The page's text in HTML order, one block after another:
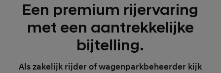
Een premium rijervaring
met een aantrekkelijke
bijtelling.
Als zakelijk rijder of wagenparkbeheerder kijk